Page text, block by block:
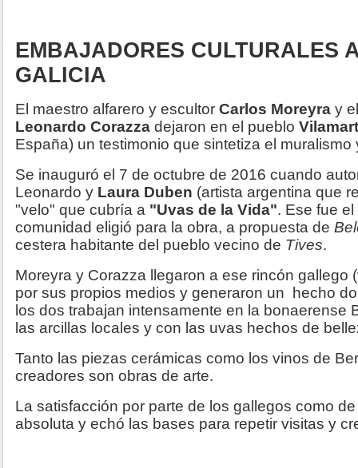
EMBAJADORES CULTURALES
GALICIA
El maestro alfarero y escultor Carlos Moreyra y
Leonardo Corazza dejaron en el pueblo
España) un testimonio que sintetiza el muralismo
Se inauguró el 7 de octubre de 2016 cuando
Leonardo y Laura Duben (artista argentina que
"velo" que cubría a "Uvas de la Vida". Ese fue
comunidad eligió para la obra, a propuesta de
cestera habitante del pueblo vecino de Tives.
Moreyra y Corazza llegaron a ese rincón gallego
por sus propios medios y generaron un hecho
los dos trabajan intensamente en la bonaerense
las arcillas locales y con las uvas hechos de
Tanto las piezas cerámicas como los vinos de
creadores son obras de arte.
La satisfacción por parte de los gallegos como
absoluta y echó las bases para repetir visitas y